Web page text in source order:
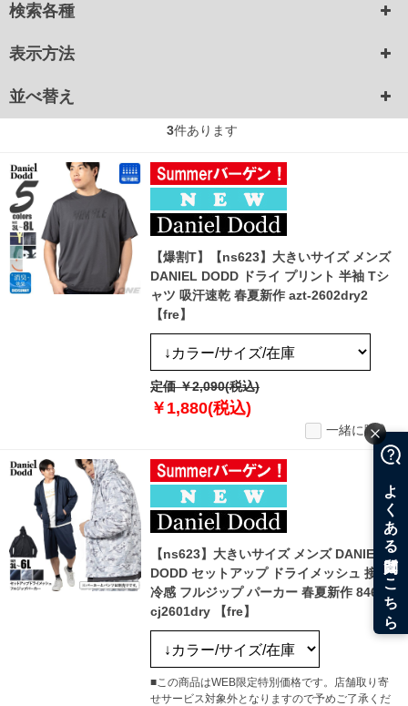
検索各種
表示方法
並べ替え
3件あります
【爆割T】【ns623】大きいサイズ メンズ
DANIEL DODD ドライ プリント 半袖 Tシ
ャツ 吸汗速乾 春夏新作 azt-2602dry2
【fre】
定価 ￥2,090(税込)
￥1,880(税込)
一緒に購入
【ns623】大きいサイズ メンズ DANIEL
DODD セットアップ ドライメッシュ 接触
冷感 フルジップ パーカー 春夏新作 846-
cj2601dry 【fre】
■この商品はWEB限定特別価格です。店舗取り寄
せサービス対象外となりますので予めご了承くだ